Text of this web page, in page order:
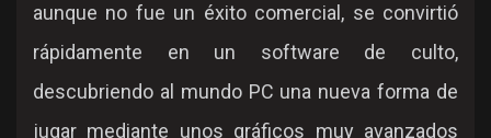
aunque no fue un éxito comercial, se convirtió
rápidamente en un software de culto,
descubriendo al mundo PC una nueva forma de
jugar mediante unos gráficos muy avanzados